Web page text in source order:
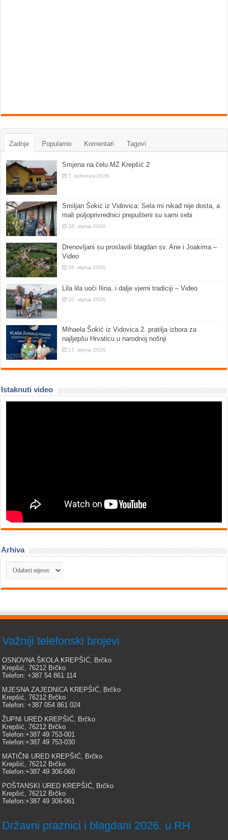
Zadnje Popularno Komentari Tagovi
Smjena na čelu MZ Krepšić 2
7. kolovoza 2026.
Smiljan Šokić iz Vidovica: Sela mi nikad nije dosta, a
mali poljoprivrednici prepušteni su sami sebi
28. srpnja 2026.
Drenovljani su proslavili blagdan sv. Ane i Joakima –
Video
26. srpnja 2026.
Lila lila uoči Ilina, i dalje vjerni tradiciji – Video
20. srpnja 2026.
Mihaela Šokić iz Vidovica 2. pratilja izbora za
najljepšu Hrvaticu u narodnoj nošnji
17. srpnja 2026.
Istaknuti video
Arhiva
Arhiva
Važniji telefonski brojevi
OSNOVNA ŠKOLA KREPŠIĆ, Brčko
Krepšić, 76212 Brčko
Telefon: +387 54 861 114
MJESNA ZAJEDNICA KREPŠIĆ, Brčko
Krepšić, 76212 Brčko
Telefon: +387 054 861 024
ŽUPNI URED KREPŠIĆ, Brčko
Krepšić, 76212 Brčko
Telefon:+387 49 753-001
Telefon:+387 49 753-030
MATIČNI URED KREPŠIĆ, Brčko
Krepšić, 76212 Brčko
Telefon:+387 49 306-060
POŠTANSKI URED KREPŠIĆ, Brčko
Krepšić, 76212 Brčko
Telefon:+387 49 306-061
Državni praznici i blagdani 2026. u RH